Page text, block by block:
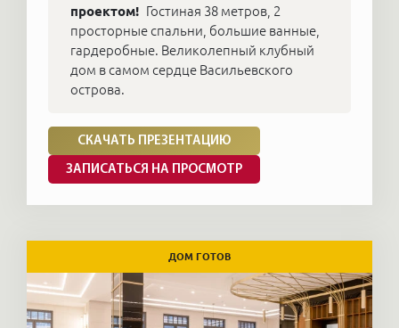
проектом! Гостиная 38 метров, 2
просторные спальни, большие ванные,
гардеробные. Великолепный клубный
дом в самом сердце Васильевского
острова.
СКАЧАТЬ ПРЕЗЕНТАЦИЮ
ЗАПИСАТЬСЯ НА ПРОСМОТР
ДОМ ГОТОВ